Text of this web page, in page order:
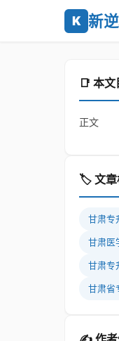
K 新
📑 本
正文
🏷️ 文章
甘肃专
甘肃医
甘肃专
甘肃省